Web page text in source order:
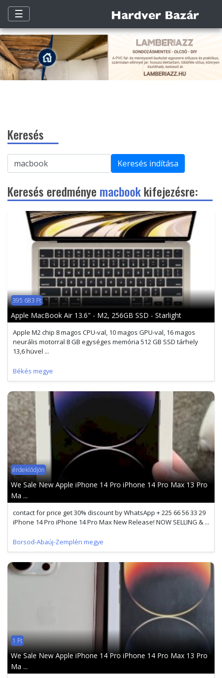
☰
Keresés
Keresés indítása
Keresés eredménye macbookkifejezésre:
395 683 Ft
Apple MacBook Air 13.6" - M2, 256GB SSD - Starlight
Apple M2 chip 8 magos CPU-val, 10 magos GPU-val, 16 magos
neurális motorral 8 GB egységes memória 512 GB SSD tárhely
13,6 hüvel ...
Békés megye
érdeklődjön
We Sale New Apple iPhone 14 Pro iPhone 14 Pro Max 13 Pro
Ma ...
contact for price get 30% discount by WhatsApp + 225 66 56 33 29
iPhone 14 Pro iPhone 14 Pro Max New Release! NOW SELLING & ...
Borsod-Abaúj-Zemplén megye
1 Ft
We Sale New Apple iPhone 14 Pro iPhone 14 Pro Max 13 Pro
Ma ...